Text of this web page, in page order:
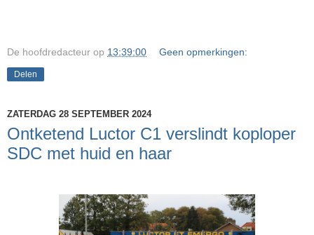
De hoofdredacteur op 13:39:00 Geen opmerkingen:
Delen
ZATERDAG 28 SEPTEMBER 2024
Ontketend Luctor C1 verslindt koploper
SDC met huid en haar